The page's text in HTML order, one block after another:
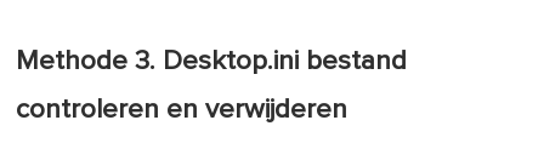
Methode 3. Desktop.ini bestand
controleren en verwijderen